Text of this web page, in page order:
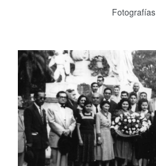
Fotografías